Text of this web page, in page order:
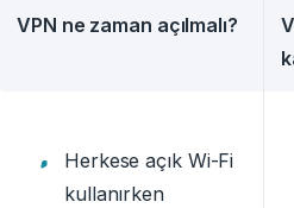
VPN ne zaman açılmalı?
Herkese açık Wi-Fi
kullanırken